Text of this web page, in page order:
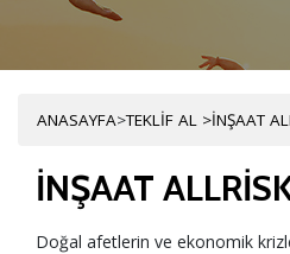
ANASAYFA>TEKLİF AL >İNŞAAT
İNŞAAT
Doğal afetlerin ve ekonomik